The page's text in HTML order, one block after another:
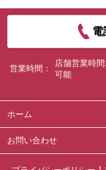
電
営業時間：
店舗営業時
可能
ホーム
お問い合わせ